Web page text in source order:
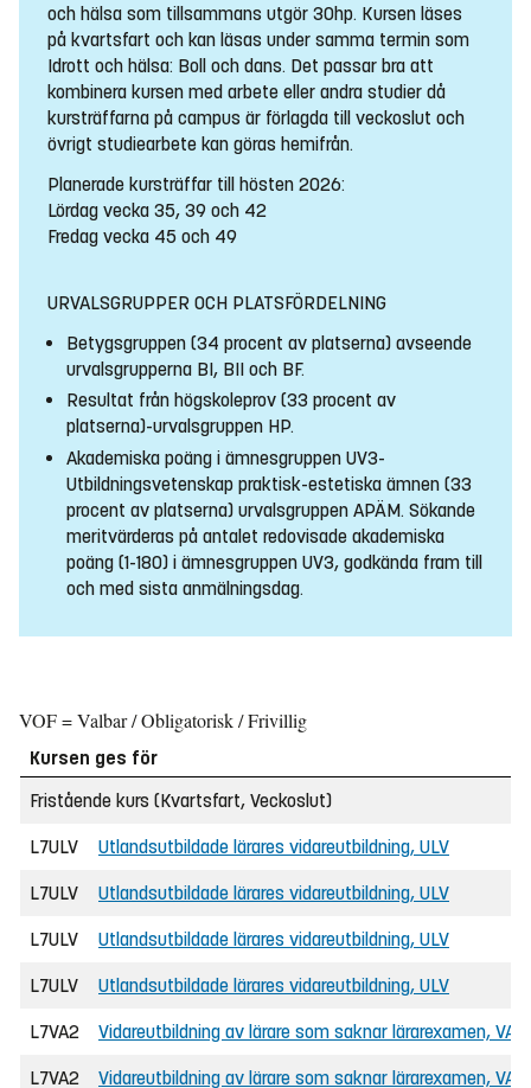
och hälsa som tillsammans utgör 30hp. Kursen läses
på kvartsfart och kan läsas under samma termin som
Idrott och hälsa: Boll och dans. Det passar bra att
kombinera kursen med arbete eller andra studier då
kursträffarna på campus är förlagda till veckoslut och
övrigt studiearbete kan göras hemifrån.
Planerade kursträffar till hösten 2026:
Lördag vecka 35, 39 och 42
Fredag vecka 45 och 49
URVALSGRUPPER OCH PLATSFÖRDELNING
Betygsgruppen (34 procent av platserna) avseende
urvalsgrupperna BI, BII och BF.
Resultat från högskoleprov (33 procent av
platserna)-urvalsgruppen HP.
Akademiska poäng i ämnesgruppen UV3-
Utbildningsvetenskap praktisk-estetiska ämnen (33
procent av platserna) urvalsgruppen APÄM. Sökande
meritvärderas på antalet redovisade akademiska
poäng (1-180) i ämnesgruppen UV3, godkända fram till
och med sista anmälningsdag.
VOF = Valbar / Obligatorisk / Frivillig
Kursen ges för
Fristående kurs (Kvartsfart, Veckoslut)
L7ULV Utlandsutbildade lärares vidareutbildning, ULV
L7ULV Utlandsutbildade lärares vidareutbildning, ULV
L7ULV Utlandsutbildade lärares vidareutbildning, ULV
L7ULV Utlandsutbildade lärares vidareutbildning, ULV
L7VA2 Vidareutbildning av lärare som saknar lärarexamen, VAL
L7VA2 Vidareutbildning av lärare som saknar lärarexamen, VAL